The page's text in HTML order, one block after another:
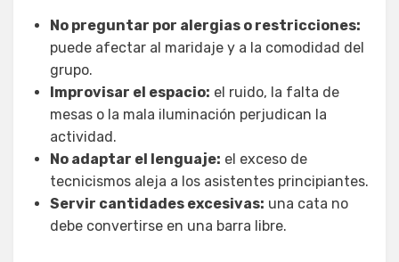
No preguntar por alergias o restricciones:
puede afectar al maridaje y a la comodidad del
grupo.
Improvisar el espacio: el ruido, la falta de
mesas o la mala iluminación perjudican la
actividad.
No adaptar el lenguaje: el exceso de
tecnicismos aleja a los asistentes principiantes.
Servir cantidades excesivas: una cata no
debe convertirse en una barra libre.